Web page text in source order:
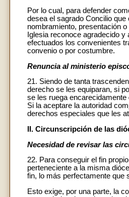
Por lo cual, para defender
desea el sagrado Concilio
nombramiento, presentación
Iglesia reconoce agradecido
efectuados los convenientes
convenio o por costumbre.
Renuncia al ministerio
21. Siendo de tanta
derecho se les equiparan, si
se les ruega
Si la aceptare la autoridad
derechos especiales que les
II. Circunscripción de las
Necesidad de revisar las
22. Para conseguir el fin
perteneciente a la misma
fin, lo más perfectamente que
Esto exige, por una parte, la